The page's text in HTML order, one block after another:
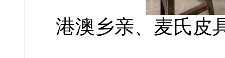
港澳乡亲、麦氏皮